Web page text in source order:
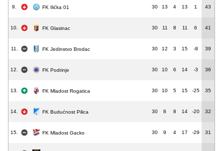
9. FK Ilićka 01 30 13 4 13 1 43
10. FK Glasinac 30 11 8 11 6 41
11. FK Jedinstvo Brodac 30 12 3 15 -8 39
12. FK Podrinje 30 10 6 14 -3 36
13. FK Mladost Rogatica 30 10 5 15 -25 35
14. FK Budućnost Pilica 30 8 8 14 -20 32
15. FK Mladost Gacko 30 9 4 17 -29 31